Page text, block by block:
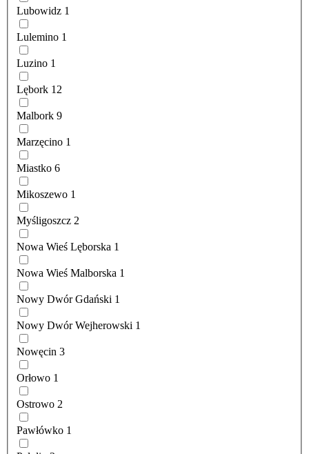
Lubowidz 1
Lulemino 1
Luzino 1
Lębork 12
Malbork 9
Marzęcino 1
Miastko 6
Mikoszewo 1
Myśligoszcz 2
Nowa Wieś Lęborska 1
Nowa Wieś Malborska 1
Nowy Dwór Gdański 1
Nowy Dwór Wejherowski 1
Nowęcin 3
Orłowo 1
Ostrowo 2
Pawłówko 1